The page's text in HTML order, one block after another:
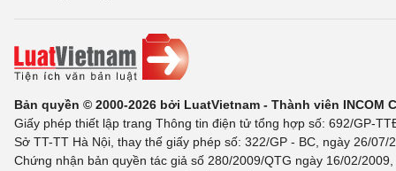
Bản quyền © 2000-2026 bởi LuatVietnam - Thành viên INCOM
Giấy phép thiết lập trang Thông tin điện tử tổng hợp số: 692/GP-
Sở TT-TT Hà Nội, thay thế giấy phép số: 322/GP - BC, ngày 26/
Chứng nhận bản quyền tác giả số 280/2009/QTG ngày 16/02/